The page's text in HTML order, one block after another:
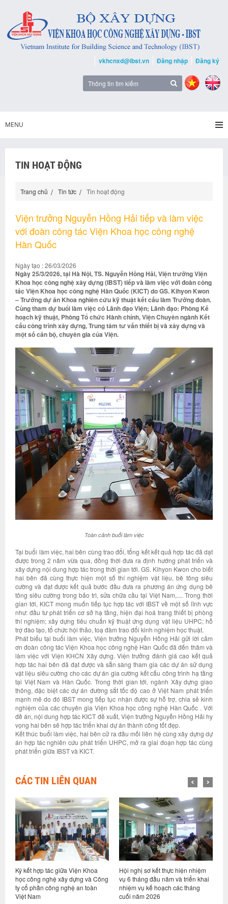
vkhcnxd@ibst.vn Đăng nhập Đăng ký
MENU
TIN HOẠT ĐỘNG
Trang chủ Tin tức Tin hoạt động
Viện trưởng Nguyễn Hồng Hải tiếp và làm việc
với đoàn công tác Viện Khoa học công nghệ
Hàn Quốc
Ngày tạo : 26/03/2026
Ngày 25/3/2026, tại Hà Nội, TS. Nguyễn Hồng Hải, Viện trưởng Viện
Khoa học công nghệ xây dựng (IBST) tiếp và làm việc với đoàn công
tác Viện Khoa học công nghệ Hàn Quốc (KICT) do GS. Kihyon Kwon
– Trưởng dự án Khoa nghiên cứu kỹ thuật kết cấu làm Trưởng đoàn.
Cùng tham dự buổi làm việc có Lãnh đạo Viện; Lãnh đạo: Phòng Kế
hoạch kỹ thuật, Phòng Tổ chức Hành chính, Viện Chuyên ngành Kết
cấu công trình xây dựng, Trung tâm tư vấn thiết bị và xây dựng và
một số cán bộ, chuyên gia của Viện.
Toàn cảnh buổi làm việc
Tại buổi làm việc, hai bên cùng trao đổi, tổng kết kết quả hợp tác đã dạt
được trong 2 năm vừa qua, đồng thời đưa ra định hướng phát triển và
xây dựng nội dung hợp tác trong thời gian tới. GS. Kihyon Kwon cho biết
hai bên đã cùng thực hiện một số thí nghiệm vật liệu, bê tông siêu
cường và đạt được kết quả bước đầu đưa ra phương án ứng dụng bê
tông siêu cường trong bảo trì, sửa chữa cầu tại Việt Nam,.... Trong thời
gian tới, KICT mong muốn tiếp tục hợp tác với IBST về một số lĩnh vực
như: đầu tư phát triển cơ sở hạ tầng, hiện đại hoá trang thiết bị phòng
thí nghiệm; xây dựng tiêu chuẩn kỹ thuật ứng dụng vật liệu UHPC; hỗ
trợ đào tạo, tổ chức hội thảo, toạ đàm trao đổi kinh nghiệm học thuật.
Phát biểu tại buổi làm việc, Viện trưởng Nguyễn Hồng Hải gửi lời cảm
ơn đoàn công tác Viện Khoa học công nghệ Hàn Quốc đã đến thăm và
làm việc với Viện KHCN Xây dựng. Viện trưởng đánh giá cao kết quả
hợp tác hai bên đã đạt được và sẵn sàng tham gia các dự án sử dụng
vật liệu siêu cường cho các dự án gia cường kết cấu công trình hạ tầng
tại Việt Nam và Hàn Quốc. Trong thời gian tới, ngành Xây dựng giao
thông, đặc biệt các dự án đường sắt tốc độ cao ở Việt Nam phát triển
mạnh mẽ do đó IBST mong tiếp tục nhận được sự hỗ trợ, chia sẻ kinh
nghiệm của các chuyên gia Viện Khoa học công nghệ Hàn Quốc . Với
đề án, nội dung hợp tác KICT đề xuất, Viện trưởng Nguyễn Hồng Hải hy
vọng hai bên sẽ hợp tác triển khai dự án thành công tốt đẹp.
Kết thúc buổi làm việc, hai bên cử ra đầu mối liên hệ cùng xây dựng dự
án hợp tác nghiên cứu phát triển UHPC, mở ra giai đoạn hợp tác cùng
phát triển giữa IBST và KICT.
CÁC TIN LIÊN QUAN
Ký kết hợp tác giữa Viện Khoa
học công nghệ xây dựng và Công
ty cổ phần công nghệ an toàn
Việt Nam
Hội nghị sơ kết thực hiện nhiệm
vụ 6 tháng đầu năm và triển khai
nhiệm vụ kế hoạch các tháng
cuối năm 2026